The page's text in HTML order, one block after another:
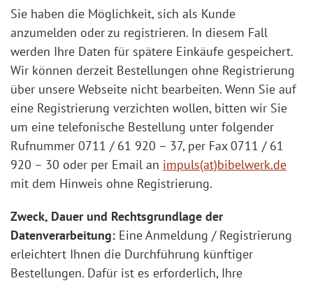
Sie haben die Möglichkeit, sich als Kunde
anzumelden oder zu registrieren. In diesem Fall
werden Ihre Daten für spätere Einkäufe gespeichert.
Wir können derzeit Bestellungen ohne Registrierung
über unsere Webseite nicht bearbeiten. Wenn Sie auf
eine Registrierung verzichten wollen, bitten wir Sie
um eine telefonische Bestellung unter folgender
Rufnummer 0711 / 61 920 – 37, per Fax 0711 / 61
920 – 30 oder per Email an impuls(at)bibelwerk.de
mit dem Hinweis ohne Registrierung.
Zweck, Dauer und Rechtsgrundlage der
Datenverarbeitung: Eine Anmeldung / Registrierung
erleichtert Ihnen die Durchführung künftiger
Bestellungen. Dafür ist es erforderlich, Ihre